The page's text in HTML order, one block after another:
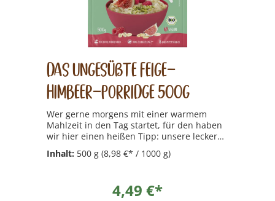
Das Ungesüßte Feige-
Himbeer-Porridge 500g
Wer gerne morgens mit einer warmem
Mahlzeit in den Tag startet, für den haben
wir hier einen heißen Tipp: unsere leckeren
Porridges mit ballaststoffreichen
Vollkornflocken und schmackhaften
eine Frühstücksbowl lässt sich natürlich
Inhalt: 500 g (8,98 €* / 1000 g)
4,49 €*